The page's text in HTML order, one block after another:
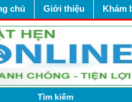
chủ Giới thiệu Khám
Tìm kiếm